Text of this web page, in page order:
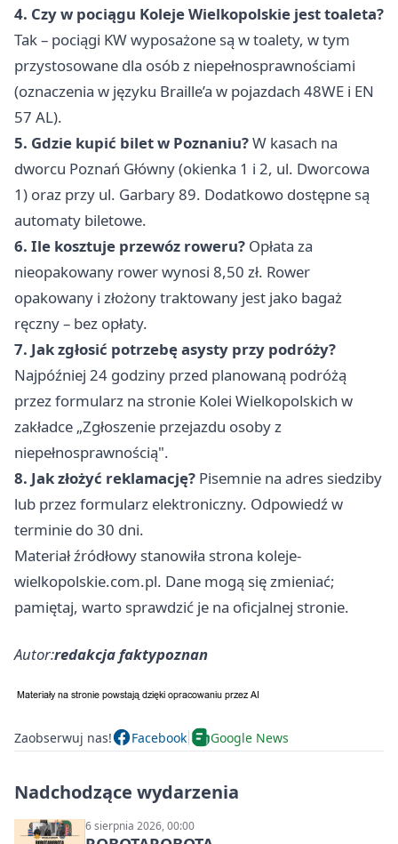
4. Czy w pociągu Koleje Wielkopolskie jest toaleta?
Tak – pociągi KW wyposażone są w toalety, w tym
przystosowane dla osób z niepełnosprawnościami
(oznaczenia w języku Braille’a w pojazdach 48WE i EN
57 AL).
5. Gdzie kupić bilet w Poznaniu?W kasach na
dworcu Poznań Główny (okienka 1 i 2, ul. Dworcowa
1) oraz przy ul. Garbary 89. Dodatkowo dostępne są
automaty biletowe.
6. Ile kosztuje przewóz roweru? Opłata za
nieopakowany rower wynosi 8,50 zł. Rower
opakowany i złożony traktowany jest jako bagaż
ręczny – bez opłaty.
7. Jak zgłosić potrzebę asysty przy podróży?
Najpóźniej 24 godziny przed planowaną podróżą
przez formularz na stronie Kolei Wielkopolskich w
zakładce „Zgłoszenie przejazdu osoby z
niepełnosprawnością".
8. Jak złożyć reklamację? Pisemnie na adres siedziby
lub przez formularz elektroniczny. Odpowiedź w
terminie do 30 dni.
Materiał źródłowy stanowiła strona koleje-
wielkopolskie.com.pl. Dane mogą się zmieniać;
pamiętaj, warto sprawdzić je na oficjalnej stronie.
Autor:redakcja faktypoznan
Zaobserwuj nas! Facebook Google News
Nadchodzące wydarzenia
6 sierpnia 2026, 00:00